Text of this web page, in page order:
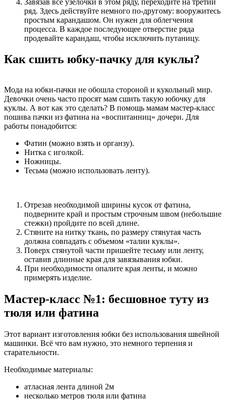
ряд. Здесь действуйте немного по-другому: вооружитесь
простым карандашом. Он нужен для облегчения
процесса. В каждое последующее отверстие ряда
продевайте карандаш, чтобы исключить путаницу.
Как сшить юбку-пачку для куклы?
Мода на юбки-пачки не обошла стороной и кукольный мир.
Девочки очень часто просят мам сшить такую юбочку для
куклы. А вот как это сделать? В помощь мамам мастер-класс
пошива пачки из фатина на «воспитанниц» дочери. Для
работы понадобится:
Фатин (можно взять и органзу).
Нитка с иголкой.
Ножницы.
Тесьма (можно использовать ленту).
Отрезав необходимой ширины кусок от фатина,
подверните край и простым строчным швом (небольшие
стежки) пройдите по всей длине.
Стяните на нитку ткань, по размеру стянутая часть
должна совпадать с объемом «талии куклы».
Поверх стянутой части пришейте тесьму или ленту,
оставив длинные края для завязывания юбки.
При необходимости опалите края ленты, и можно
примерять изделие.
Мастер-класс №1: бесшовное туту из
тюля или фатина
Этот вариант изготовления юбки без использования швейной
машинки. Всё что вам нужно, это немного терпения и
старательности.
Необходимые материалы:
атласная лента длиной 2м
несколько метров тюля или фатина